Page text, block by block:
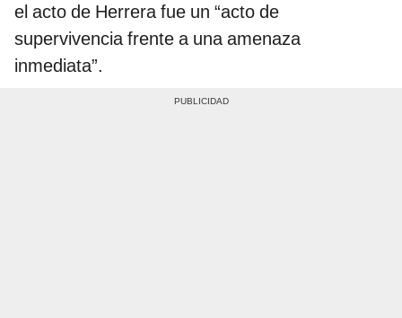
el acto de Herrera fue un “acto de
supervivencia frente a una amenaza
inmediata”.